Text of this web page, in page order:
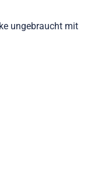
ungebraucht mit